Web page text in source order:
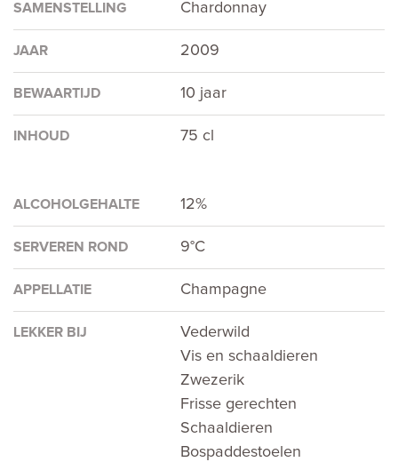
SAMENSTELLING Chardonnay
JAAR 2009
BEWAARTIJD 10 jaar
INHOUD 75 cl
ALCOHOLGEHALTE 12%
SERVEREN ROND 9°C
APPELLATIE Champagne
LEKKER BIJ
Vederwild
Vis en schaaldieren
Zwezerik
Frisse gerechten
Schaaldieren
Bospaddestoelen